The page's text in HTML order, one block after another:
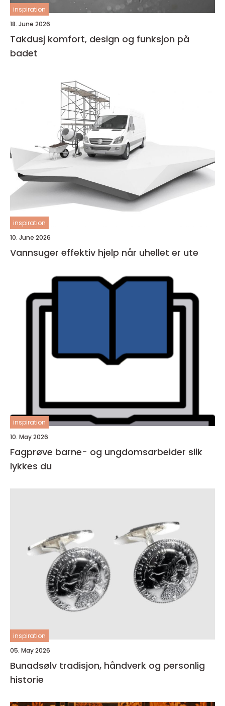
inspiration
18. June 2026
Takdusj komfort, design og funksjon på
badet
inspiration
10. June 2026
Vannsuger effektiv hjelp når uhellet er ute
inspiration
10. May 2026
Fagprøve barne- og ungdomsarbeider slik
lykkes du
inspiration
05. May 2026
Bunadsølv tradisjon, håndverk og personlig
historie